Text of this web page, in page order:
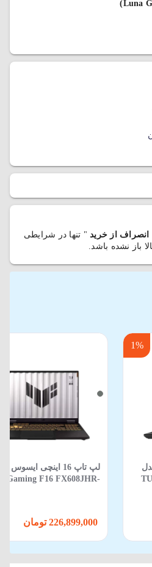
انصراف از خرید " تنها در شرایطی
باز نشده باشد.
1%
لپ تاپ 16 اینچی ایسوس
Gaming F16 FX608JHR-